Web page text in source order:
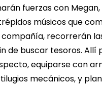
fuerzas con Megan,
músicos que
compañía, recorrerán
de buscar tesoros. Allí
equiparse con
mecánicos, y